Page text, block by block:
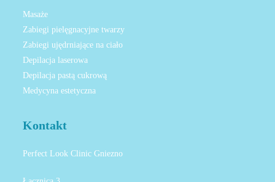
Masaże
Zabiegi pielęgnacyjne twarzy
Zabiegi ujędrniające na ciało
Depilacja laserowa
Depilacja pastą cukrową
Medycyna estetyczna
Kontakt
Perfect Look Clinic Gniezno